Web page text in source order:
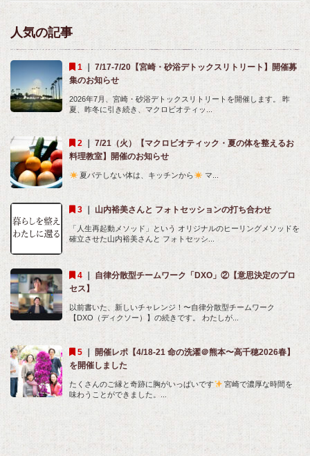
人気の記事
｜ 7/17-7/20【宮崎・砂浴デトックスリトリート】開催募
集のお知らせ
2026年7月、宮崎・砂浴デトックスリトリートを開催します。 昨
夏、昨冬に引き続き、マクロビオティッ...
7/21（火）【マクロビオティック・夏の体を整えるお
料理教室】開催のお知らせ
夏バテしない体は、キッチンから マ...
山内裕美さんと フォトセッションの打ち合わせ
「人生再起動メソッド」という オリジナルのヒーリングメソッドを
確立させた山内裕美さんと フォトセッシ...
自律分散型チームワーク「DXO」②【意思決定のプロ
セス】
以前書いた、新しいチャレンジ！〜自律分散型チームワーク
【DXO（ディクソー）】の続きです。 わたしが...
｜
開催レポ【4/18-21 命の洗濯＠熊本〜高千穂2026春】
を開催しました
たくさんのご縁と奇跡に胸がいっぱいです
宮崎で濃厚な時間を
味わうことができました。...